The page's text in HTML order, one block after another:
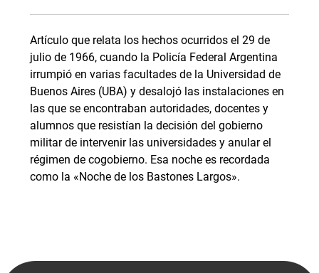
Artículo que relata los hechos ocurridos el 29 de
julio de 1966, cuando la Policía Federal Argentina
irrumpió en varias facultades de la Universidad de
Buenos Aires (UBA) y desalojó las instalaciones en
las que se encontraban autoridades, docentes y
alumnos que resistían la decisión del gobierno
militar de intervenir las universidades y anular el
régimen de cogobierno. Esa noche es recordada
como la «Noche de los Bastones Largos».